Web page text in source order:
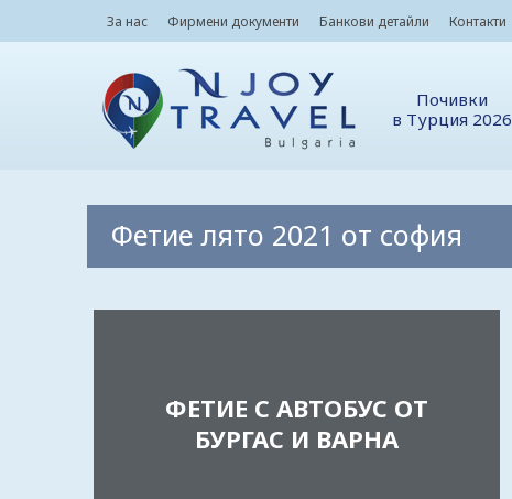
За нас Фирмени документи Банкови детайли Контакти
Почивки
в Турция 2026
Фетие лято 2021 от софия
ФЕТИЕ С АВТОБУС ОТ
БУРГАС И ВАРНА